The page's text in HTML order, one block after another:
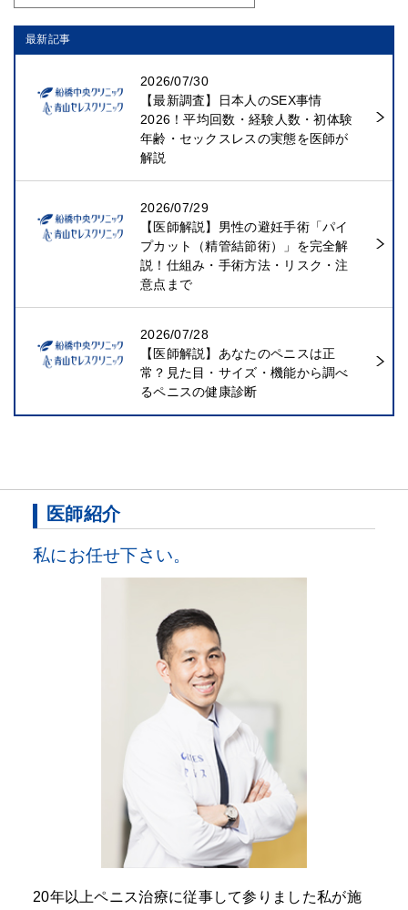
最新記事
2026/07/30
【最新調査】日本人のSEX事情
2026！平均回数・経験人数・初体験
年齢・セックスレスの実態を医師が
解説
2026/07/29
【医師解説】男性の避妊手術「パイ
プカット（精管結節術）」を完全解
説！仕組み・手術方法・リスク・注
意点まで
2026/07/28
【医師解説】あなたのペニスは正
常？見た目・サイズ・機能から調べ
るペニスの健康診断
医師紹介
私にお任せ下さい。
20年以上ペニス治療に従事して参りました私が施